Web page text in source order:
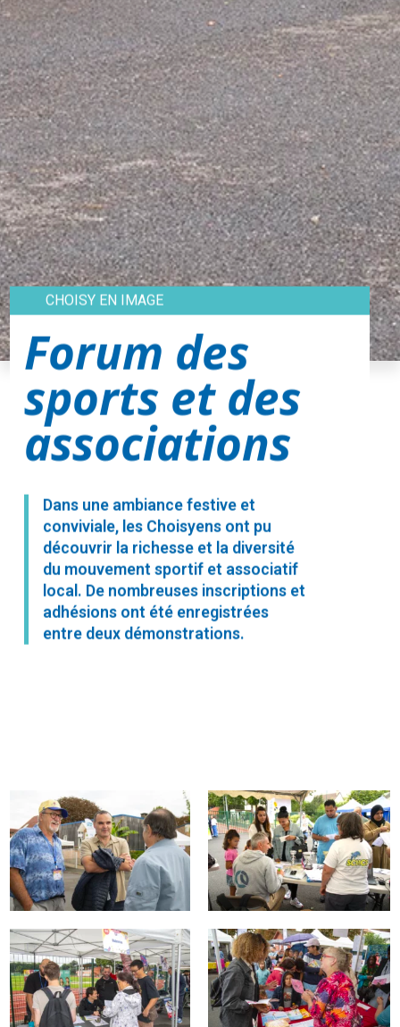
CHOISY EN IMAGE
Forum des
sports et des
associations
Dans une ambiance festive et
conviviale, les Choisyens ont pu
découvrir la richesse et la diversité
du mouvement sportif et associatif
local. De nombreuses inscriptions et
adhésions ont été enregistrées
entre deux démonstrations.